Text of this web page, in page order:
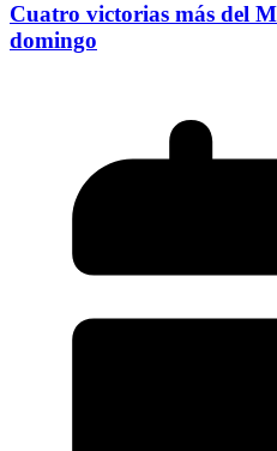
Cuatro victorias más del
domingo